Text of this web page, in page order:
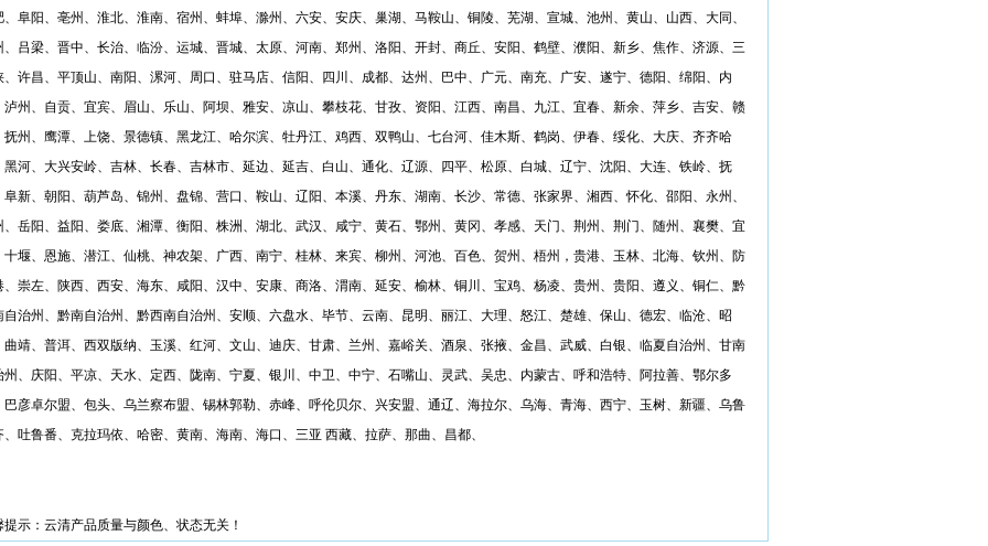
、阜阳、亳州、淮北、淮南、宿州、蚌埠、滁州、六安、安庆、巢湖、马鞍山、铜陵、芜湖、宣城、池州、黄山、山西、大同、
、吕梁、晋中、长治、临汾、运城、晋城、太原、河南、郑州、洛阳、开封、商丘、安阳、鹤壁、濮阳、新乡、焦作、济源、三
、许昌、平顶山、南阳、漯河、周口、驻马店、信阳、四川、成都、达州、巴中、广元、南充、广安、遂宁、德阳、绵阳、内
泸州、自贡、宜宾、眉山、乐山、阿坝、雅安、凉山、攀枝花、甘孜、资阳、江西、南昌、九江、宜春、新余、萍乡、吉安、赣
抚州、鹰潭、上饶、景德镇、 黑龙江、哈尔滨、牡丹江、鸡西、双鸭山、七台河、佳木斯、鹤岗、伊春、绥化、大庆、齐齐哈
黑河、大兴安岭、吉林、长春、吉林市、延边、延吉、白山、通化、辽源、四平、松原、白城、辽宁、沈阳、大连、铁岭、抚
阜新、朝阳、葫芦岛、锦州、盘锦、营口、鞍山、辽阳、本溪、丹东、湖南、长沙、常德、张家界、湘西、怀化、邵阳、永州、
、岳阳、益阳、娄底、湘潭、衡阳、株洲、湖北、武汉、咸宁、黄石、鄂州、黄冈、孝感、天门、荆州、荆门、随州、襄樊、宜
十堰、恩施、潜江、仙桃、神农架、广西、南宁、桂林、来宾、柳州、河池、百色、贺州、梧州，贵港、玉林、北海、钦州、防
、崇左、陕西、西安、海东、咸阳、汉中、安康、商洛、渭南、延安、榆林、铜川、宝鸡、杨凌、贵州、贵阳、遵义、铜仁、黔
自治州、黔南自治州、黔西南自治州、安顺、六盘水、毕节、云南、昆明、丽江、大理、怒江、楚雄、保山、德宏、临沧、昭
曲靖、普洱、西双版纳、玉溪、红河、文山、迪庆、甘肃、兰州、嘉峪关、酒泉、张掖、金昌、武威、白银、临夏自治州、甘南
州、庆阳、平凉、天水、定西、陇南、宁夏、银川、中卫、中宁、石嘴山、灵武、吴忠、内蒙古、呼和浩特、阿拉善、鄂尔多
巴彦卓尔盟、包头、乌兰察布盟、锡林郭勒、赤峰、呼伦贝尔、兴安盟、通辽、海拉尔、乌海、青海、西宁、玉树、新疆、乌鲁
、吐鲁番、克拉玛依、哈密、黄南、海南、海口、三亚 西藏、拉萨、那曲、昌都、
提示：云清产品质量与颜色、状态无关！